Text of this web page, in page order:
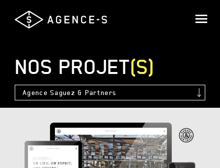
&
Partners
NOS PROJET(S)
Agence Saguez & Partners